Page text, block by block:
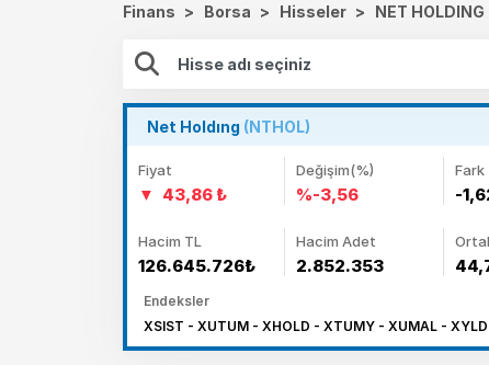
Finans > Borsa > Hisseler > NET
Net Holdıng (NTHOL)
Fiyat
43,86 ₺
Değişim(%)
%-3,56
Fark
-
Hacim TL
126.645.726₺
Hacim Adet
2.852.353
Endeksler
XSIST - XUTUM - XHOLD - XTUMY - XUMAL -